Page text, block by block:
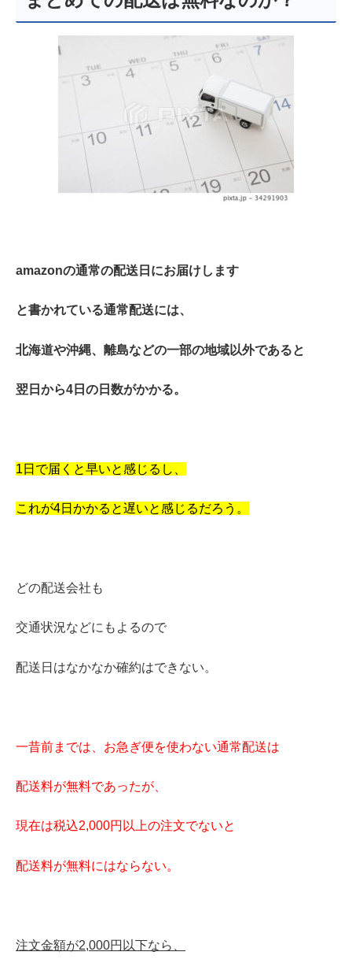
amazonの通常の配送日にお届けします
と書かれている通常配送には、
北海道や沖縄、離島などの一部の地域以外であると
翌日から4日の日数がかかる。
1日で届くと早いと感じるし、
これが4日かかると遅いと感じるだろう。
どの配送会社も
交通状況などにもよるので
配送日はなかなか確約はできない。
一昔前までは、お急ぎ便を使わない通常配送は
配送料が無料であったが、
現在は税込2,000円以上の注文でないと
配送料が無料にはならない。
注文金額が2,000円以下なら、